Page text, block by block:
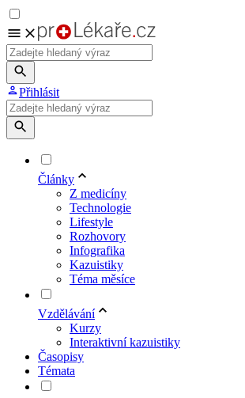
Přihlásit
Články
Z medicíny
Technologie
Lifestyle
Rozhovory
Infografika
Kazuistiky
Téma měsíce
Vzdělávání
Kurzy
Interaktivní kazuistiky
Časopisy
Témata